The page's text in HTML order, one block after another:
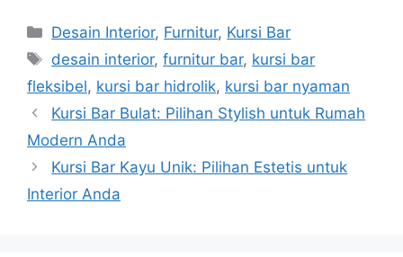
Categories
Desain Interior, Furnitur, Kursi Bar
Tags
desain interior,furnitur bar, kursi bar
fleksibel, kursi bar hidrolik, kursi bar nyaman
Kursi Bar Bulat: Pilihan Stylish untuk Rumah
Modern Anda
Kursi Bar Kayu Unik: Pilihan Estetis untuk
Interior Anda